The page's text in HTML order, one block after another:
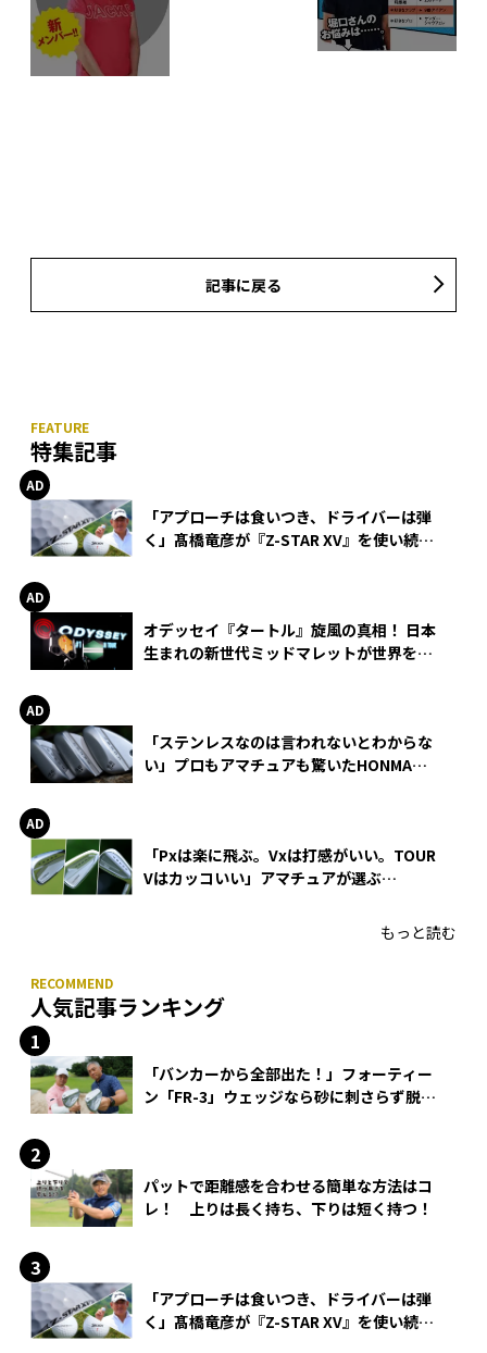
記事に戻る
特集記事
「アプローチは食いつき、ドライバーは弾
く」髙橋竜彦が『Z-STAR XV』を使い続け
オデッセイ『タートル』旋風の真相！ 日本
生まれの新世代ミッドマレットが世界を席
「ステンレスなのは言われないとわからな
い」プロもアマチュアも驚いたHONMA
「Pxは楽に飛ぶ。Vxは打感がいい。TOUR
Vはカッコいい」アマチュアが選ぶ
もっと読む
人気記事ランキング
「バンカーから全部出た！」フォーティー
ン「FR-3」ウェッジなら砂に刺さらず脱出
パットで距離感を合わせる簡単な方法はコ
レ！ 上りは長く持ち、下りは短く持つ！
「アプローチは食いつき、ドライバーは弾
く」髙橋竜彦が『Z-STAR XV』を使い続け